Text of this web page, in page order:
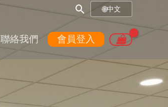
搜
框
🌐中文
聯絡我們 會員登入